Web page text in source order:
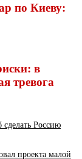
по Киеву:
в
тревога
Россию
проекта малой